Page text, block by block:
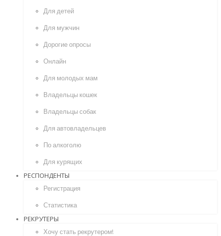
Для детей
Для мужчин
Дорогие опросы
Онлайн
Для молодых мам
Владельцы кошек
Владельцы собак
Для автовладельцев
По алкоголю
Для курящих
РЕСПОНДЕНТЫ
Регистрация
Статистика
РЕКРУТЕРЫ
Хочу стать рекрутером!